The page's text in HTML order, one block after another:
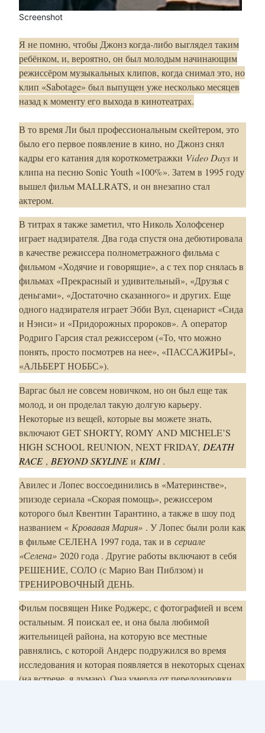
Screenshot
Я не помню, чтобы Джонз когда-либо выглядел таким
ребёнком, и, вероятно, он был молодым начинающим
режиссёром музыкальных клипов, когда снимал это, но
клип «Sabotage» был выпущен уже несколько месяцев
назад к моменту его выхода в кинотеатрах.
В то время Ли был профессиональным скейтером, это
было его первое появление в кино, но Джонз снял
кадры его катания для короткометражки Video Days и
клипа на песню Sonic Youth «100%». Затем в 1995 году
вышел фильм MALLRATS, и он внезапно стал
актером.
В титрах я также заметил, что Николь Холофсенер
играет надзирателя. Два года спустя она дебютировала
в качестве режиссера полнометражного фильма с
фильмом «Ходячие и говорящие», а с тех пор снялась в
фильмах «Прекрасный и удивительный», «Друзья с
деньгами», «Достаточно сказанного» и других. Еще
одного надзирателя играет Эбби Вул, сценарист «Сида
и Нэнси» и «Придорожных пророков». А оператор
Родриго Гарсия стал режиссером («То, что можно
понять, просто посмотрев на нее», «ПАССАЖИРЫ»,
«АЛЬБЕРТ НОББС»).
Варгас был не совсем новичком, но он был еще так
молод, и он проделал такую ​​долгую карьеру.
Некоторые из вещей, которые вы можете знать,
включают GET SHORTY, ROMY AND MICHELE’S
HIGH SCHOOL REUNION, NEXT FRIDAY, DEATH
RACE, BEYOND SKYLINEи KIMI.
Авилес и Лопес воссоединились в «Материнстве»,
эпизоде ​​сериала «Скорая помощь», режиссером
которого был Квентин Тарантино, а также в шоу под
названием « Кровавая Мария» . У Лопес были роли как
в фильме СЕЛЕНА 1997 года, так и в сериале
«Селена» 2020 года . Другие работы включают в себя
РЕШЕНИЕ, СОЛО (с Марио Ван Пиблзом) и
ТРЕНИРОВОЧНЫЙ ДЕНЬ.
Фильм посвящен Нике Роджерс, с фотографией и всем
остальным. Я поискал ее, и она была любимой
жительницей района, на которую все местные
равнялись, с которой Андерс подружился во время
исследования и которая появляется в некоторых сценах
(на встрече, я думаю). Она умерла от передозировки